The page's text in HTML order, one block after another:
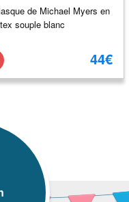
de Michael Myers en
souple blanc
44€